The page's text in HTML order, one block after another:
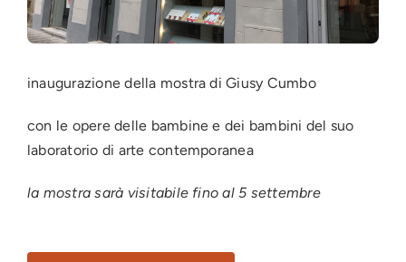
inaugurazione della mostra di Giusy Cumbo
con le opere delle bambine e dei bambini del suo
laboratorio di arte contemporanea
la mostra sarà visitabile fino al 5 settembre